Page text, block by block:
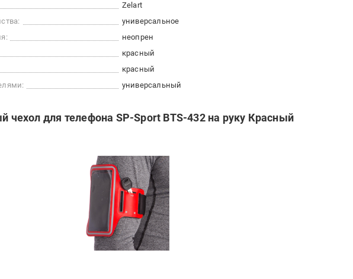
Zelart
универсальное
неопрен
красный
красный
универсальный
чехол для телефона SP-Sport BTS-432 на руку Красный